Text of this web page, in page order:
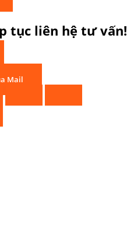
tục liên hệ tư vấn!
Mail